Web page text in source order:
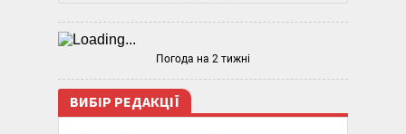
Погода на 2 тижні
ВИБІР РЕДАКЦІЇ